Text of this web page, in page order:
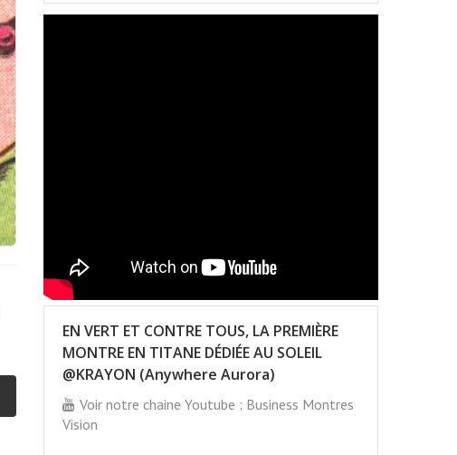
EN VERT ET CONTRE TOUS, LA PREMIÈRE
MONTRE EN TITANE DÉDIÉE AU SOLEIL
@KRAYON (Anywhere Aurora)
Voir notre chaine Youtube : Business Montres
Vision